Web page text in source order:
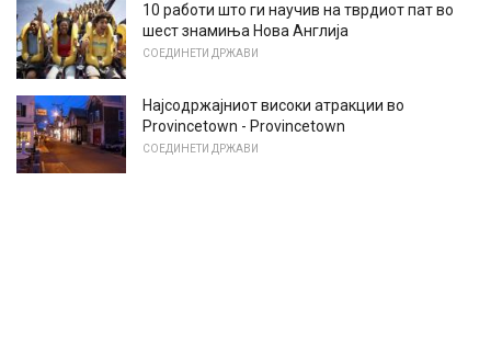
10 работи што ги научив на тврдиот пат во
шест знамиња Нова Англија
СОЕДИНЕТИ ДРЖАВИ
Најсодржајниот високи атракции во
Provincetown - Provincetown
СОЕДИНЕТИ ДРЖАВИ